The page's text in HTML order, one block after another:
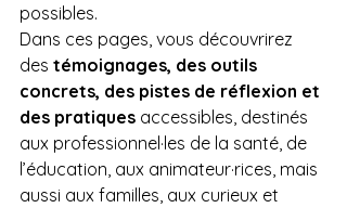
possibles.
Dans ces pages, vous découvrirez
des témoignages, des outils
concrets, des pistes de réflexion et
des pratiques accessibles, destinés
aux professionnel·les de la santé, de
l’éducation, aux animateur·rices, mais
aussi aux familles, aux curieux et